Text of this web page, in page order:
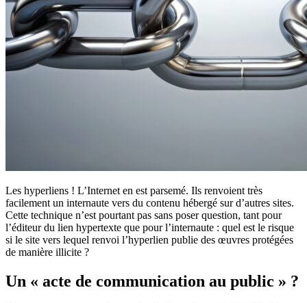
Les hyperliens ! L’Internet en est parsemé. Ils renvoient très
facilement un internaute vers du contenu hébergé sur d’autres sites.
Cette technique n’est pourtant pas sans poser question, tant pour
l’éditeur du lien hypertexte que pour l’internaute : quel est le risque
si le site vers lequel renvoi l’hyperlien publie des œuvres protégées
de manière illicite ?
Un « acte de communication au public » ?